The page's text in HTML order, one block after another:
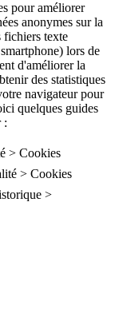
pour améliorer
anonymes sur la
fichiers texte
lors de
d'améliorer la
des statistiques
navigateur pour
quelques guides
:
> Cookies
> Cookies
>